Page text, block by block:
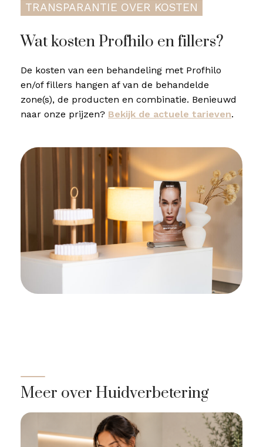
TRANSPARANTIE OVER KOSTEN
Wat kosten Profhilo en fillers?
De kosten van een behandeling met Profhilo
en/of fillers hangen af van de behandelde
zone(s), de producten en combinatie. Benieuwd
naar onze prijzen? Bekijk de actuele tarieven.
Meer over Huidverbetering